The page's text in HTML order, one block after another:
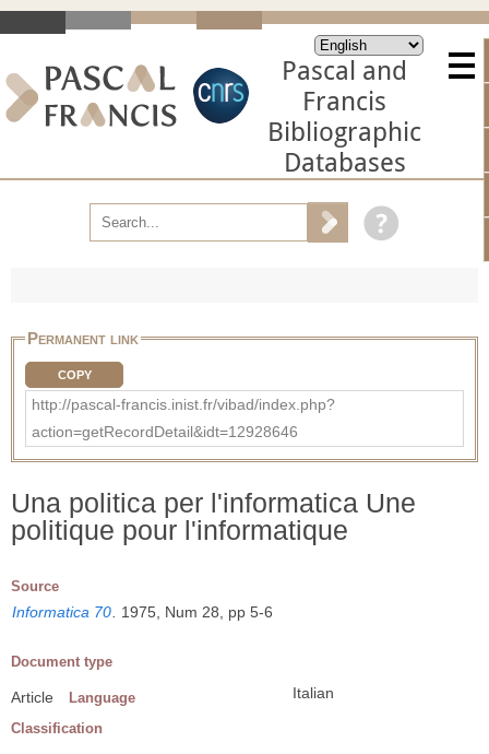
Pascal and
Francis
Bibliographic
Databases
Permanent link
COPY
http://pascal-francis.inist.fr/vibad/index.php?
action=getRecordDetail&idt=12928646
Una politica per l'informatica Une
politique pour l'informatique
Source
Informatica 70 1975, Num 28, pp 5-6
Document type
Article Language Italian
Classification